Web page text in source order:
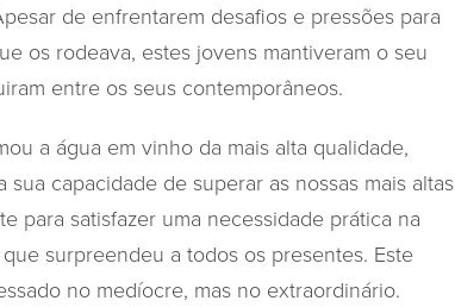
de enfrentarem desafios e pressões para
os rodeava, estes jovens mantiveram o seu
entre os seus contemporâneos.
a água em vinho da mais alta qualidade,
capacidade de superar as nossas mais altas
para satisfazer uma necessidade prática na
surpreendeu a todos os presentes. Este
no medíocre, mas no extraordinário.